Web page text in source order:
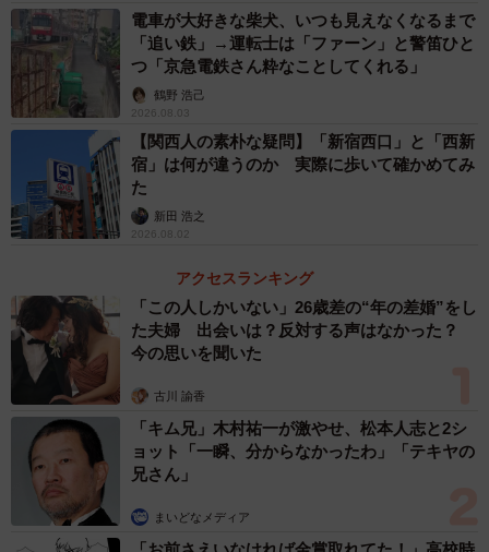
とのことです。
8000形関連の記念企画
千里中央駅に掲出されているポスター（北大阪急行リリースから）
登場40周年の記念企画では、12月中旬頃まで、千里中央駅
中央北改札口または中央南改札口近くに8000形特別ポスタ
ーを掲示します。
同じく12月中旬頃まで、8000形の全編成に記念ヘッドマー
クの掲出とワンポイントラッピングの装飾がおこなわれま
す。
電車が大好きな柴犬、いつも見えなくなるまで
「追い鉄」→運転士は「ファーン」と警笛ひと
つ「京急電鉄さん粋なことしてくれる」
鶴野 浩己
2026.08.03
【関西人の素朴な疑問】「新宿西口」と「西新
宿」は何が違うのか 実際に歩いて確かめてみ
た
新田 浩之
2026.08.02
アクセスランキング
「この人しかいない」26歳差の“年の差婚”をし
た夫婦 出会いは？反対する声はなかった？
今の思いを聞いた
古川 諭香
「キム兄」木村祐一が激やせ、松本人志と2シ
ョット「一瞬、分からなかったわ」「テキヤの
兄さん」
まいどなメディア